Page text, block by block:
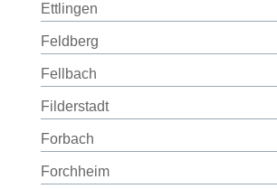
Ettlingen
Feldberg
Fellbach
Filderstadt
Forbach
Forchheim